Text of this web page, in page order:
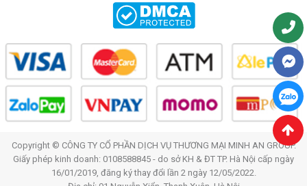
Copyright © CÔNG TY CỔ PHẦN DỊCH VỤ THƯƠNG MẠI MINH AN GROUP.
Giấy phép kinh doanh: 0108588845 - do sở KH & ĐT TP. Hà Nội cấp ngày
16/01/2019, đăng ký thay đổi lần 2 ngày 12/05/2022.